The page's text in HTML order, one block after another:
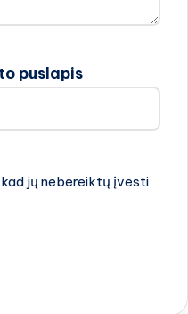
puslapis
jų nebereiktų įvesti